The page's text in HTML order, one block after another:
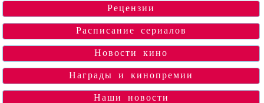
Рецензии
Расписание сериалов
Новости кино
Награды и кинопремии
Наши новости